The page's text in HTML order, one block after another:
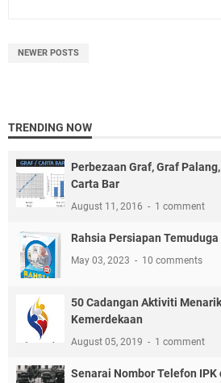
NEWER POSTS
TRENDING NOW
Perbezaan Graf, Graf
Carta Bar
August 11, 2016 1 comment
Rahsia Persiapan
May 03, 2023 10 comments
50 Cadangan Aktiviti
Kemerdekaan
August 05, 2019 1 comment
Senarai Nombor Telefon IPK